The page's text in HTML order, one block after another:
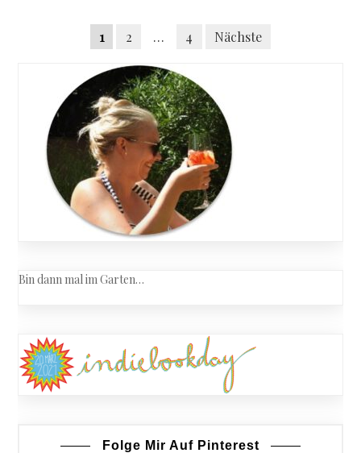
Posts
navigation
Seitennummerierung
Beiträge
1 2 … 4 Nächste
Bin dann mal im Garten…
Folge Mir Auf Pinterest